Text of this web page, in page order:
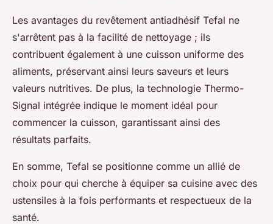
Les avantages du revêtement antiadhésif Tefal ne
s'arrêtent pas à la facilité de nettoyage ; ils
contribuent également à une cuisson uniforme des
aliments, préservant ainsi leurs saveurs et leurs
valeurs nutritives. De plus, la technologie Thermo-
Signal intégrée indique le moment idéal pour
commencer la cuisson, garantissant ainsi des
résultats parfaits.
En somme, Tefal se positionne comme un allié de
choix pour qui cherche à équiper sa cuisine avec des
ustensiles à la fois performants et respectueux de la
santé.